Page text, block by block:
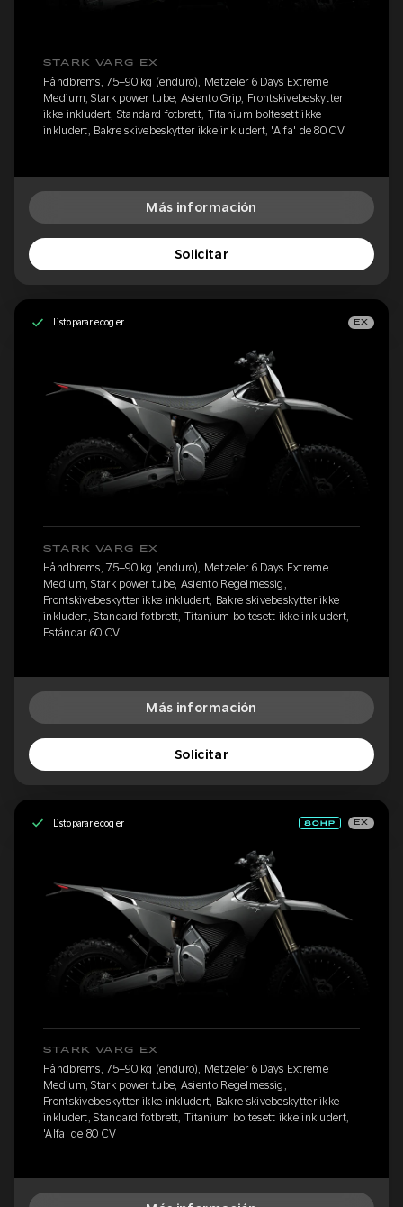
STARK VARG EX
Håndbrems, 75–90 kg (enduro), Metzeler 6 Days Extreme
Medium, Stark power tube, Asiento Grip, Frontskivebeskytter
ikke inkludert, Standard fotbrett, Titanium boltesett ikke
inkludert, Bakre skivebeskytter ikke inkludert, 'Alfa' de 80 CV
Más información
Solicitar
Listo para recoger EX
STARK VARG EX
Håndbrems, 75–90 kg (enduro), Metzeler 6 Days Extreme
Medium, Stark power tube, Asiento Regelmessig,
Frontskivebeskytter ikke inkludert, Bakre skivebeskytter ikke
inkludert, Standard fotbrett, Titanium boltesett ikke inkludert,
Estándar 60 CV
Más información
Solicitar
Listo para recoger EX
STARK VARG EX
Håndbrems, 75–90 kg (enduro), Metzeler 6 Days Extreme
Medium, Stark power tube, Asiento Regelmessig,
Frontskivebeskytter ikke inkludert, Bakre skivebeskytter ikke
inkludert, Standard fotbrett, Titanium boltesett ikke inkludert,
'Alfa' de 80 CV